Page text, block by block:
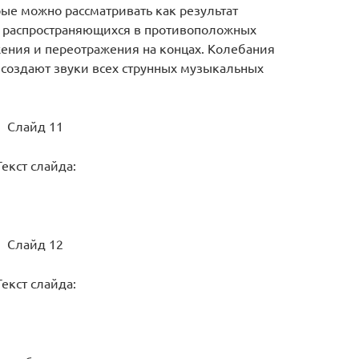
можно рассматривать как результат
в противоположных
и переотражения на концах. Колебания
звуки всех струнных музыкальных
Слайд 11
слайда:
Слайд 12
слайда: